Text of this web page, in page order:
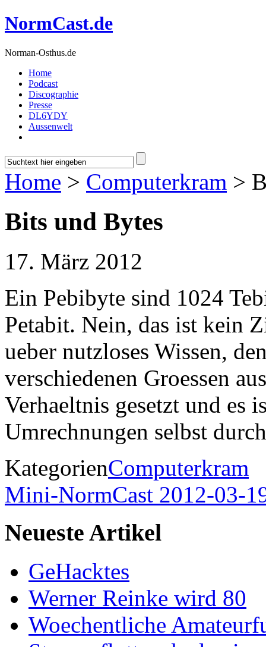
NormCast.de
Norman-Osthus.de
Home
Podcast
Discographie
Presse
DL6YDY
Aussenwelt
Home > Computerkram >
Bits und Bytes
17. März 2012
Ein Pebibyte sind 1024
Petabit. Nein, das ist kein
ueber nutzloses Wissen,
verschiedenen Groessen
Verhaeltnis gesetzt und es
Umrechnungen selbst
KategorienComputerkram
Mini-NormCast 2012-03-
Neueste Artikel
GeHacktes
Werner Reinke wird 80
Woechentliche